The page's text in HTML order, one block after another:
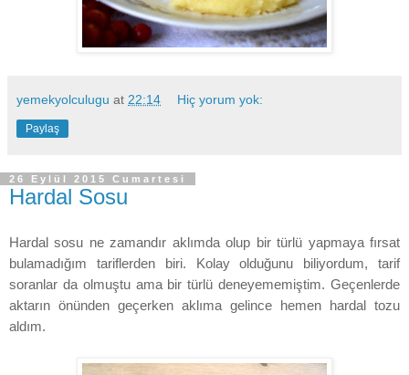
yemekyolculugu at 22:14 Hiç yorum yok:
Paylaş
26 Eylül 2015 Cumartesi
Hardal Sosu
Hardal sosu ne zamandır aklımda olup bir türlü yapmaya fırsat
bulamadığım tariflerden biri. Kolay olduğunu biliyordum, tarif
soranlar da olmuştu ama bir türlü deneyememiştim. Geçenlerde
aktarın önünden geçerken aklıma gelince hemen hardal tozu
aldım.